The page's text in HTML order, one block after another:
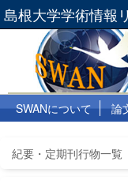
島根大学学術情報
SWANについて 論
紀要・定期刊行物一覧